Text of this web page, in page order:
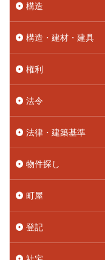
構造
構造・建材・建具
権利
法令
法律・建築基準
物件探し
町屋
登記